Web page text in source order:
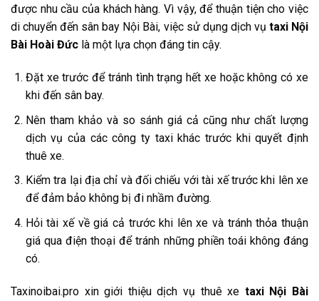
được nhu cầu của khách hàng. Vì vậy, để thuận tiện cho việc
di chuyển đến sân bay Nội Bài, việc sử dụng dịch vụ taxi Nội
Bài Hoài Đức là một lựa chọn đáng tin cậy.
Đặt xe trước để tránh tình trạng hết xe hoặc không có xe
khi đến sân bay.
Nên tham khảo và so sánh giá cả cũng như chất lượng
dịch vụ của các công ty taxi khác trước khi quyết định
thuê xe.
Kiểm tra lại địa chỉ và đối chiếu với tài xế trước khi lên xe
để đảm bảo không bị đi nhầm đường.
Hỏi tài xế về giá cả trước khi lên xe và tránh thỏa thuận
giá qua điện thoại để tránh những phiền toái không đáng
có.
Taxinoibai.pro xin giới thiệu dịch vụ thuê xe taxi Nội Bài